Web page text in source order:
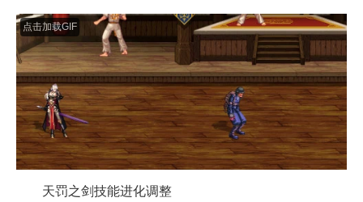
点击加载GIF
天罚之剑技能进化调整